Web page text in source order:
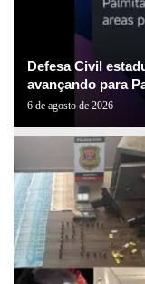
Defesa Civil
avançando para
6 de agosto de 2026